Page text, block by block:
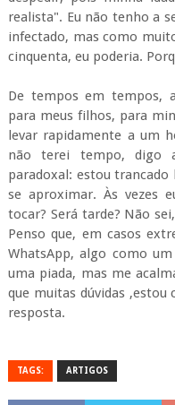
realista". Eu não tenho a
infectado, mas como
cinquenta, eu poderia.
De tempos em tempos,
para meus filhos, para
levar rapidamente a um
não terei tempo, digo
paradoxal: estou
se aproximar. Às vezes
tocar? Será tarde? Não
Penso que, em casos
WhatsApp, algo como
uma piada, mas me
que muitas dúvidas ,estou
resposta.
TAGS: ARTIGOS